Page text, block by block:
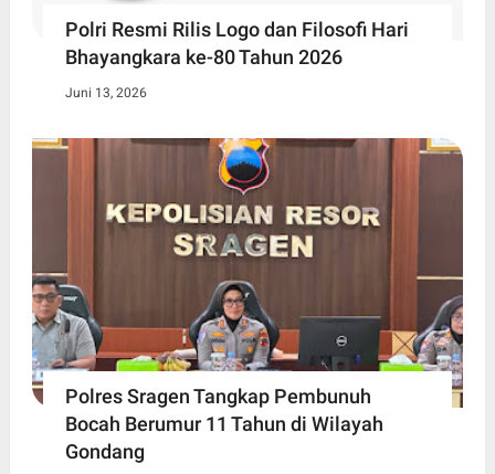
Polri Resmi Rilis Logo dan Filosofi Hari
Bhayangkara ke-80 Tahun 2026
Juni 13, 2026
Polres Sragen Tangkap Pembunuh
Bocah Berumur 11 Tahun di Wilayah
Gondang